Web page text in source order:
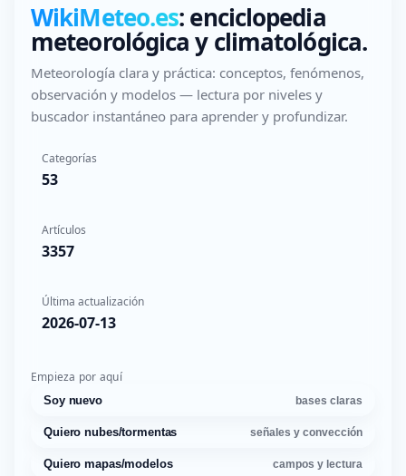
WikiMeteo.es: enciclopedia
meteorológica y climatológica.
Meteorología clara y práctica: conceptos, fenómenos,
observación y modelos — lectura por niveles y
buscador instantáneo para aprender y profundizar.
Categorías
53
Artículos
3357
Última actualización
2026-07-13
Empieza por aquí
Soy nuevo bases claras
Quiero nubes/tormentas señales y convección
Quiero mapas/modelos campos y lectura